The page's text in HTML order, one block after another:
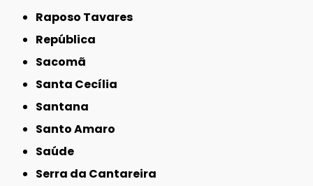
Raposo Tavares
República
Sacomã
Santa Cecília
Santana
Santo Amaro
Saúde
Serra da Cantareira